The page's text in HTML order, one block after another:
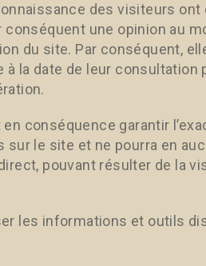
des visiteurs
une opinion au
du site. Par conséquent,
à la date de leur
conséquence garantir
le site et ne pourra en
pouvant résulter de la
les informations et outils